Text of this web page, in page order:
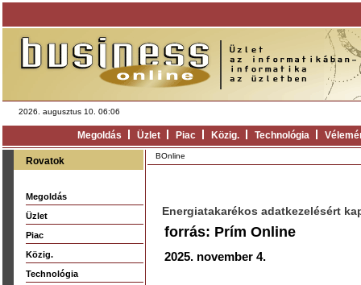
2026. augusztus 10. 06:06
Megoldás Üzlet Piac Közig. Technológia
Rovatok
Megoldás
Üzlet
Piac
Közig.
Technológia
BOnline
Energiatakarékos adatkezelésért
forrás: Prím Online
2025. november 4.